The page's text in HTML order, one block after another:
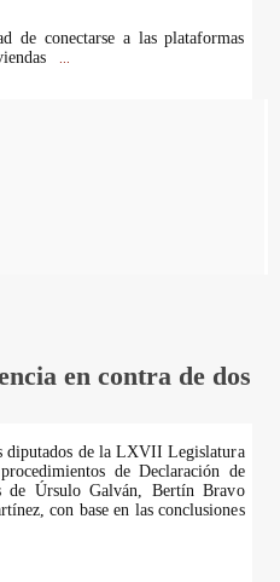
de conectarse a las plataformas
en contra de dos
diputados de la LXVII Legislatura
de Declaración de
de Úrsulo Galván, Bertín Bravo
con base en las conclusiones